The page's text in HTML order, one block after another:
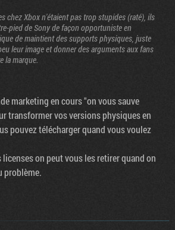
chez Xbox n'étaient pas trop stupides (raté), ils
pied de Sony de façon opportuniste en
de maintient des supports physiques, juste
leur image et donner des arguments aux fans
la marque.
marketing en cours "on vous sauve
transformer vos versions physiques en
pouvez télécharger quand vous voulez
on peut vous les retirer quand on
problème.